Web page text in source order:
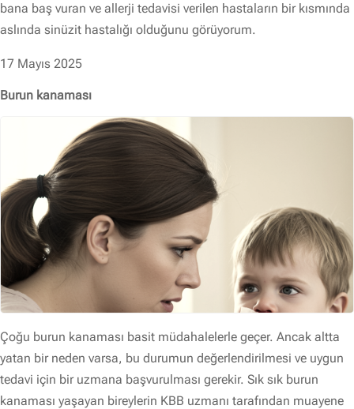
bana baş vuran ve allerji tedavisi verilen hastaların bir kısmında
aslında sinüzit hastalığı olduğunu görüyorum.
17 Mayıs 2025
Burun kanaması
Çoğu burun kanaması basit müdahalelerle geçer. Ancak altta
yatan bir neden varsa, bu durumun değerlendirilmesi ve uygun
tedavi için bir uzmana başvurulması gerekir. Sık sık burun
kanaması yaşayan bireylerin KBB uzmanı tarafından muayene